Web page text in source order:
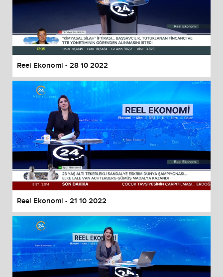
Reel Ekonomi - 28 10 2022
Reel Ekonomi - 21 10 2022